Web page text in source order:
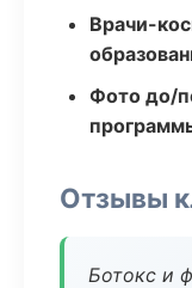
Врачи-
Фото до/
Отзывы
Ботокс и